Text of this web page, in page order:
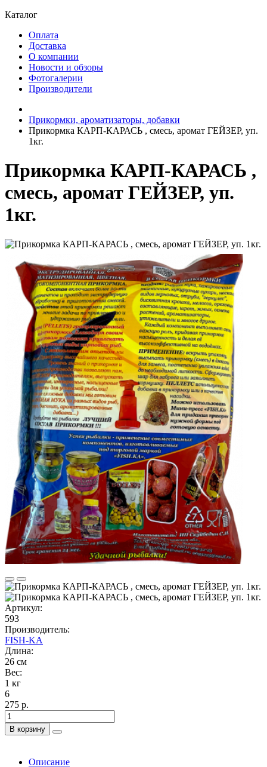
Каталог
Оплата
Доставка
О компании
Новости и обзоры
Фотогалерии
Производители
Прикормки, ароматизаторы, добавки
Прикормка КАРП-КАРАСЬ , смесь, аромат ГЕЙЗЕР, уп.
1кг.
Прикормка КАРП-КАРАСЬ ,
смесь, аромат ГЕЙЗЕР, уп.
1кг.
Артикул:
593
Производитель:
FISH-KA
Длина:
26 см
Вес:
1 кг
6
275 р.
В корзину
Описание